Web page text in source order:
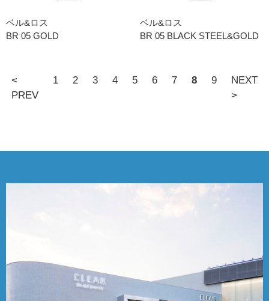
ベル&ロス
BR 05 GOLD
ベル&ロス
BR 05 BLACK STEEL&GOLD
<
PREV
1 2 3 4 5 6 7 8 9
NEXT
>